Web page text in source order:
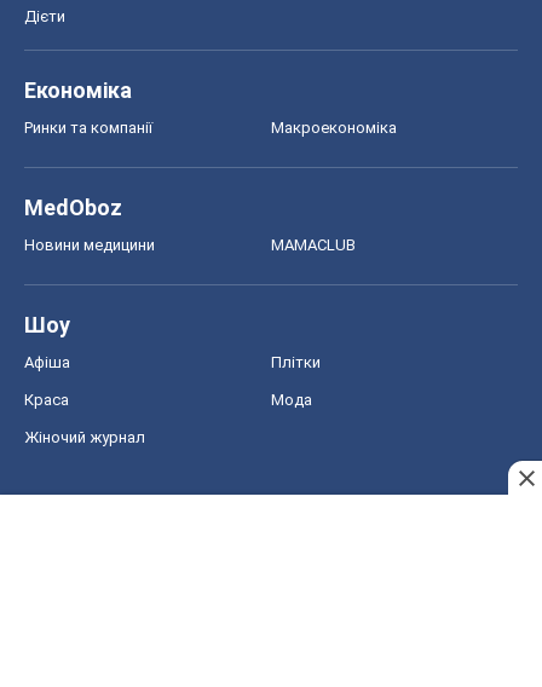
Дієти
Економіка
Ринки та компанії Макроекономіка
MedOboz
Новини медицини MAMACLUB
Шоу
Афіша Плітки
Краса Мода
Жіночий журнал